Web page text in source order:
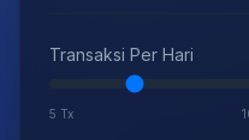
Transaksi Per Hari
5 Tx